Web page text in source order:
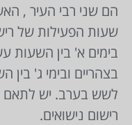
הם שני רבי העיר ,
שעות הפעילות של
בימים א' בין השעות
בצהריים ובימי ג'
לשש בערב. יש לתאם
רישום נישואים.